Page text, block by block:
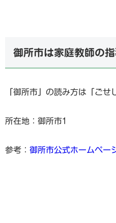
御所市は家庭教師の指
「御所市」の読み方は「ごせ
所在地：御所市1
参考： 御所市公式ホームペー